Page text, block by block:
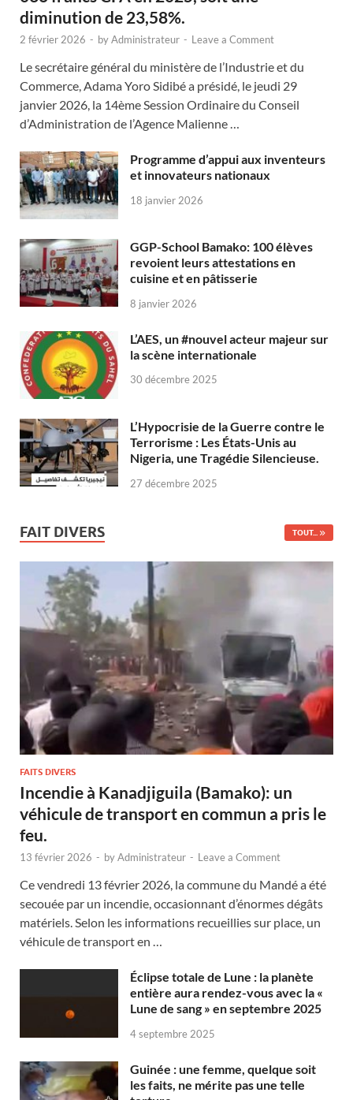
diminution de 23,58%.
2 février 2026 - byAdministrateur - Leave a Comment
Le secrétaire général du ministère de l’Industrie et du
Commerce, Adama Yoro Sidibé a présidé, le jeudi 29
janvier 2026, la 14ème Session Ordinaire du Conseil
d’Administration de l’Agence Malienne …
Programme d’appui aux inventeurs
et innovateurs nationaux
18 janvier 2026
GGP-School Bamako: 100 élèves
revoient leurs attestations en
cuisine et en pâtisserie
8 janvier 2026
L’AES, un #nouvel acteur majeur sur
la scène internationale
30 décembre 2025
L’Hypocrisie de la Guerre contre le
Terrorisme : Les États-Unis au
Nigeria, une Tragédie Silencieuse.
27 décembre 2025
FAIT DIVERS TOUT...
FAITS DIVERS
Incendie à Kanadjiguila (Bamako): un
véhicule de transport en commun a pris le
feu.
13 février 2026 - byAdministrateur - Leave a Comment
Ce vendredi 13 février 2026, la commune du Mandé a été
secouée par un incendie, occasionnant d’énormes dégâts
matériels. Selon les informations recueillies sur place, un
véhicule de transport en …
Éclipse totale de Lune : la planète
entière aura rendez-vous avec la «
Lune de sang » en septembre 2025
4 septembre 2025
Guinée : une femme, quelque soit
les faits, ne mérite pas une telle